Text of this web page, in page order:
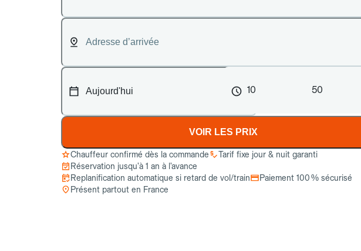
10 50
VOIR LES PRIX
Chauffeur confirmé dès la commande
Tarif fixe jour & nuit garanti
Réservation jusqu’à 1 an à l’avance
Replanification automatique si retard de vol/train
Paiement 100 % sécurisé
Présent partout en France